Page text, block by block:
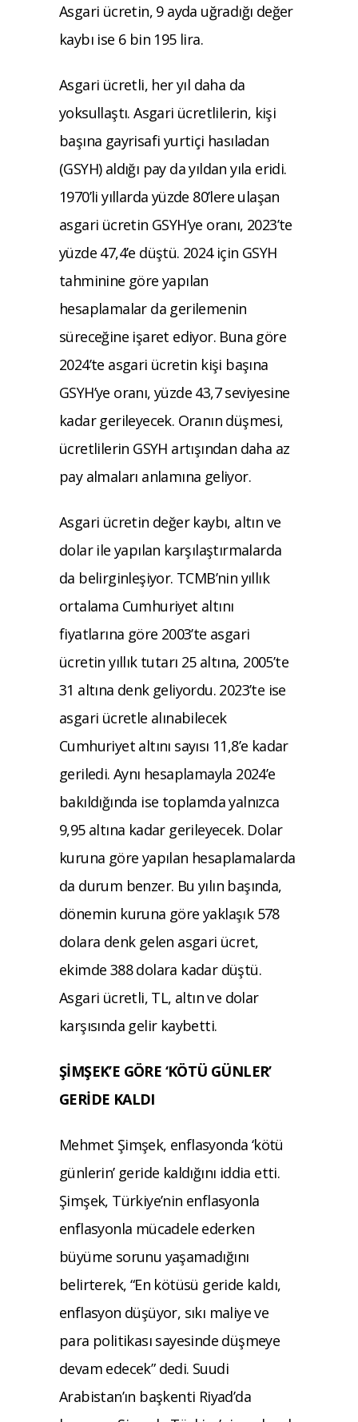
Asgari ücretin, 9 ayda uğradığı değer
kaybı ise 6 bin 195 lira.
Asgari ücretli, her yıl daha da
yoksullaştı. Asgari ücretlilerin, kişi
başına gayrisafi yurtiçi hasıladan
(GSYH) aldığı pay da yıldan yıla eridi.
1970’li yıllarda yüzde 80’lere ulaşan
asgari ücretin GSYH’ye oranı, 2023’te
yüzde 47,4’e düştü. 2024 için GSYH
tahminine göre yapılan
hesaplamalar da gerilemenin
süreceğine işaret ediyor. Buna göre
2024’te asgari ücretin kişi başına
GSYH’ye oranı, yüzde 43,7 seviyesine
kadar gerileyecek. Oranın düşmesi,
ücretlilerin GSYH artışından daha az
pay almaları anlamına geliyor.
Asgari ücretin değer kaybı, altın ve
dolar ile yapılan karşılaştırmalarda
da belirginleşiyor. TCMB’nin yıllık
ortalama Cumhuriyet altını
fiyatlarına göre 2003’te asgari
ücretin yıllık tutarı 25 altına, 2005’te
31 altına denk geliyordu. 2023’te ise
asgari ücretle alınabilecek
Cumhuriyet altını sayısı 11,8’e kadar
geriledi. Aynı hesaplamayla 2024’e
bakıldığında ise toplamda yalnızca
9,95 altına kadar gerileyecek. Dolar
kuruna göre yapılan hesaplamalarda
da durum benzer. Bu yılın başında,
dönemin kuruna göre yaklaşık 578
dolara denk gelen asgari ücret,
ekimde 388 dolara kadar düştü.
Asgari ücretli, TL, altın ve dolar
karşısında gelir kaybetti.
ŞİMŞEK’E GÖRE ‘KÖTÜ GÜNLER’
GERİDE KALDI
Mehmet Şimşek, enflasyonda ‘kötü
günlerin’ geride kaldığını iddia etti.
Şimşek, Türkiye’nin enflasyonla
enflasyonla mücadele ederken
büyüme sorunu yaşamadığını
belirterek, “En kötüsü geride kaldı,
enflasyon düşüyor, sıkı maliye ve
para politikası sayesinde düşmeye
devam edecek” dedi. Suudi
Arabistan’ın başkenti Riyad’da